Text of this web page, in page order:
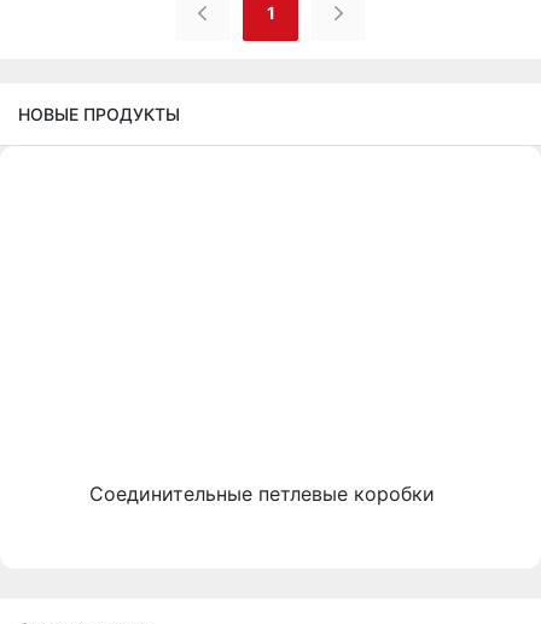
1
НОВЫЕ ПРОДУКТЫ
Соединительные петлевые коробки